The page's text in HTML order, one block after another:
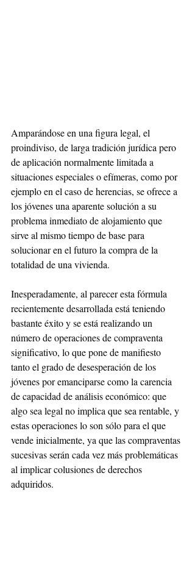
Amparándose en una figura legal, el
proindiviso, de larga tradición jurídica pero
de aplicación normalmente limitada a
situaciones especiales o efímeras, como por
ejemplo en el caso de herencias, se ofrece a
los jóvenes una aparente solución a su
problema inmediato de alojamiento que
sirve al mismo tiempo de base para
solucionar en el futuro la compra de la
totalidad de una vivienda.
Inesperadamente, al parecer esta fórmula
recientemente desarrollada está teniendo
bastante éxito y se está realizando un
número de operaciones de compraventa
significativo, lo que pone de manifiesto
tanto el grado de desesperación de los
jóvenes por emanciparse como la carencia
de capacidad de análisis económico: que
algo sea legal no implica que sea rentable, y
estas operaciones lo son sólo para el que
vende inicialmente, ya que las compraventas
sucesivas serán cada vez más problemáticas
al implicar colusiones de derechos
adquiridos.